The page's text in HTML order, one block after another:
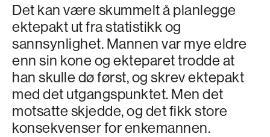
Det kan være skummelt å planlegge
ektepakt ut fra statistikk og
sannsynlighet. Mannen var mye eldre
enn sin kone og ekteparet trodde at
han skulle dø først, og skrev ektepakt
med det utgangspunktet. Men det
motsatte skjedde, og det fikk store
konsekvenser for enkemannen.